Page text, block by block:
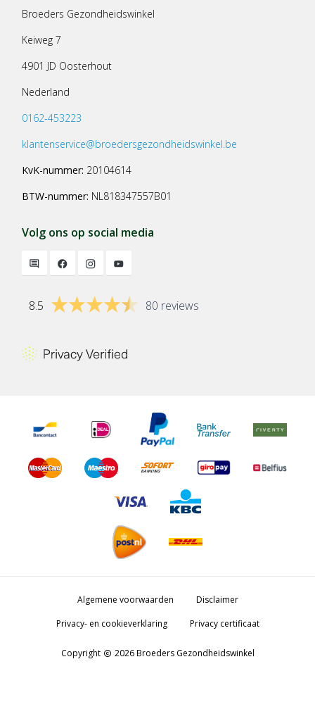
Broeders Gezondheidswinkel
Keiweg 7
4901 JD Oosterhout
Nederland
0162-453223
klantenservice@broedersgezondheidswinkel.be
KvK-nummer: 20104614
BTW-nummer: NL818347557B01
Volg ons op social media
8.5 80 reviews
Algemene voorwaarden
Disclaimer
Privacy- en cookieverklaring
Privacy certificaat
Copyright copyright 2026 Broeders Gezondheidswinkel